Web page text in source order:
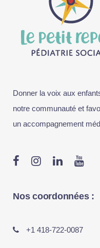
Donner la voix aux
notre communauté et
un accompagnement
Nos coordonnées :
+1 418-722-0087